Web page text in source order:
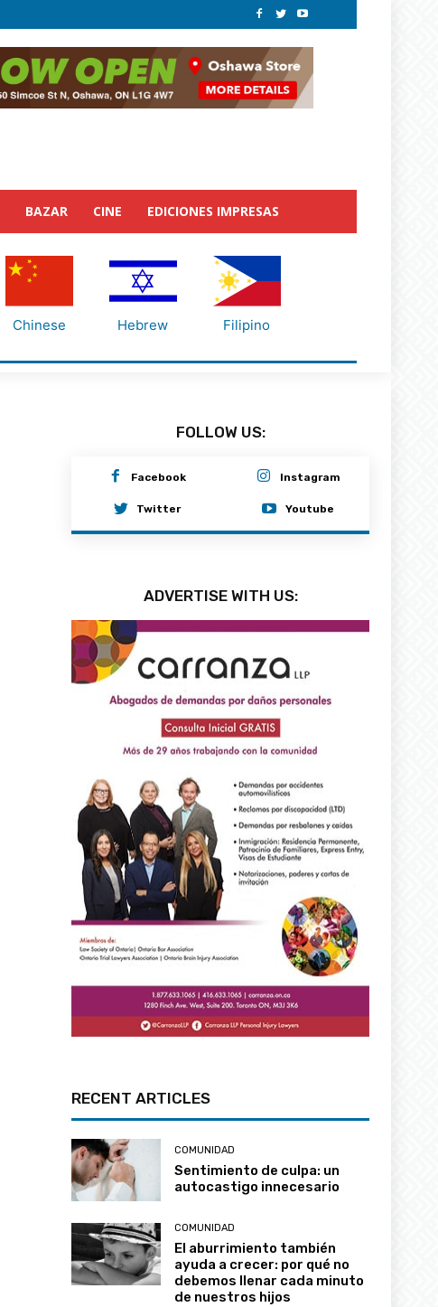
BAZAR CINE EDICIONES IMPRESAS
Chinese Hebrew Filipino
FOLLOW US:
Facebook Instagram
Twitter Youtube
ADVERTISE WITH US:
RECENT ARTICLES
COMUNIDAD
Sentimiento de culpa: un
autocastigo innecesario
COMUNIDAD
El aburrimiento también
ayuda a crecer: por qué no
debemos llenar cada minuto
de nuestros hijos